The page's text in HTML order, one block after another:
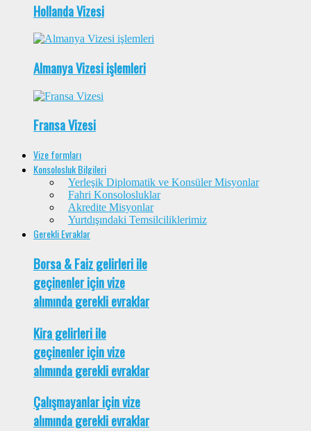
Hollanda Vizesi
Almanya Vizesi işlemleri
Fransa Vizesi
Vize formları
Konsolosluk Bilgileri
Yerleşik Diplomatik ve Konsüler Misyonlar
Fahri Konsolosluklar
Akredite Misyonlar
Yurtdışındaki Temsilciliklerimiz
Gerekli Evraklar
Borsa & Faiz gelirleri ile
geçinenler için vize
alımında gerekli evraklar
Kira gelirleri ile
geçinenler için vize
alımında gerekli evraklar
Çalışmayanlar için vize
alımında gerekli evraklar